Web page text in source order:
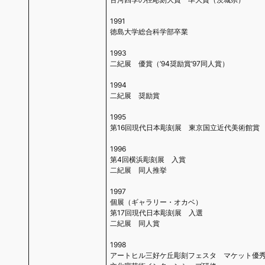
1991
徳島大学総合科学部卒業
1993
二紀展 優賞（’94奨励賞’97同人賞）
1994
二紀展 奨励賞
1995
第16回現代日本彫刻展 東京国立近代美術館賞
1996
第4回横浜彫刻展 入賞
二紀展 同人推挙
1997
個展（ギャラリー・オカベ）
第17回現代日本彫刻展 入選
二紀展 同人賞
1998
アートヒル三好ケ丘彫刻フェスタ マケット優